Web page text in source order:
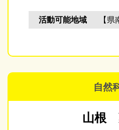
活動可能地域 【県
自然
山根